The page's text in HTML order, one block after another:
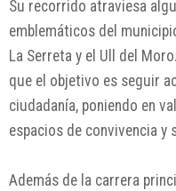
Su recorrido atraviesa
emblemáticos del
La Serreta y el Ull del
que el objetivo es seguir
ciudadanía, poniendo en
espacios de convivencia y
Además de la carrera